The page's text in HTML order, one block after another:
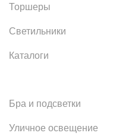
Торшеры
Светильники
Каталоги
Бра и подсветки
Уличное освещение